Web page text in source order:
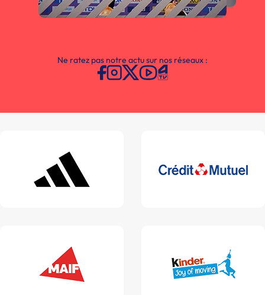
Ne ratez pas notre actu sur nos réseaux :